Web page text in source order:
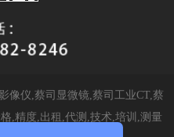
像仪,蔡司显微镜,蔡司工业CT,蔡
,精度,出租,代测,技术,培训,测量